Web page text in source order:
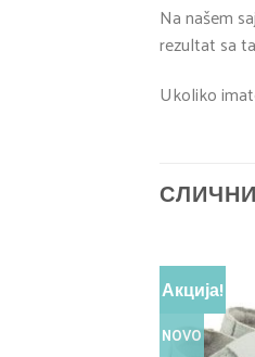
Na našem
rezultat sa
Ukoliko
Акција!
NOVO